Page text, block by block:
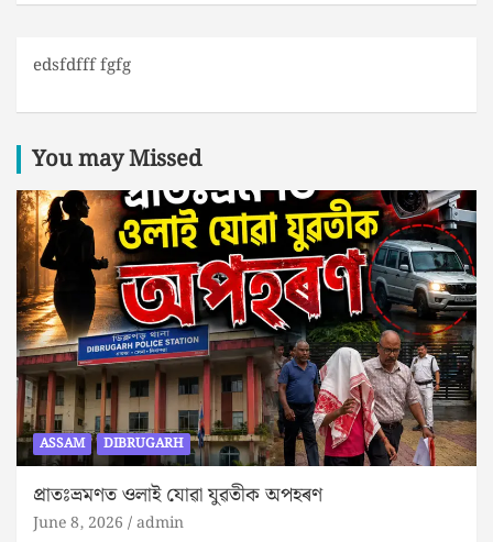
edsfdfff fgfg
You may Missed
ASSAM DIBRUGARH
প্ৰাতঃভ্ৰমণত ওলাই যোৱা যুৱতীক অপহৰণ
June 8, 2026 admin